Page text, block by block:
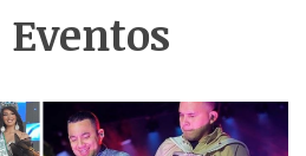
Eventos